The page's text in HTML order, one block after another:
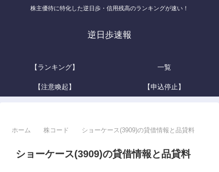
株主優待に特化した逆日歩・信用残高のランキングが速い！
逆日歩速報
【ランキング】 一覧
【注意喚起】 【申込停止】
ホーム 株コード ショーケース(3909)の貸借情報と品貸料
ショーケース(3909)の貸借情報と品貸料